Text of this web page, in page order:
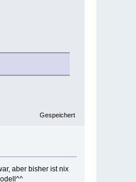
Gespeichert
aber bisher ist nix